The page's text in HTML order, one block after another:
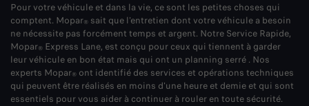
Pour votre véhicule et dans la vie, ce sont les petites choses qui
comptent. Mopar® sait que l'entretien dont votre véhicule a besoin
ne nécessite pas forcément temps et argent. Notre Service Rapide,
Mopar® Express Lane, est conçu pour ceux qui tiennent à garder
leur véhicule en bon état mais qui ont un planning serré . Nos
experts Mopar® ont identifié des services et opérations techniques
qui peuvent être réalisés en moins d'une heure et demie et qui sont
essentiels pour vous aider à continuer à rouler en toute sécurité.